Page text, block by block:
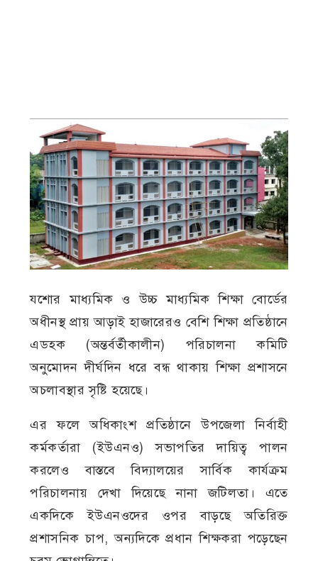
যশোর মাধ্যমিক ও উচ্চ মাধ্যমিক শিক্ষা বোর্ডের
অধীনস্থ প্রায় আড়াই হাজারেরও বেশি শিক্ষা প্রতিষ্ঠানে
এডহক (অন্তর্বর্তীকালীন) পরিচালনা কমিটি
অনুমোদন দীর্ঘদিন ধরে বন্ধ থাকায় শিক্ষা প্রশাসনে
অচলাবস্থার সৃষ্টি হয়েছে।
এর ফলে অধিকাংশ প্রতিষ্ঠানে উপজেলা নির্বাহী
কর্মকর্তারা (ইউএনও) সভাপতির দায়িত্ব পালন
করলেও বাস্তবে বিদ্যালয়ের সার্বিক কার্যক্রম
পরিচালনায় দেখা দিয়েছে নানা জটিলতা। এতে
একদিকে ইউএনওদের ওপর বাড়ছে অতিরিক্ত
প্রশাসনিক চাপ, অন্যদিকে প্রধান শিক্ষকরা পড়েছেন